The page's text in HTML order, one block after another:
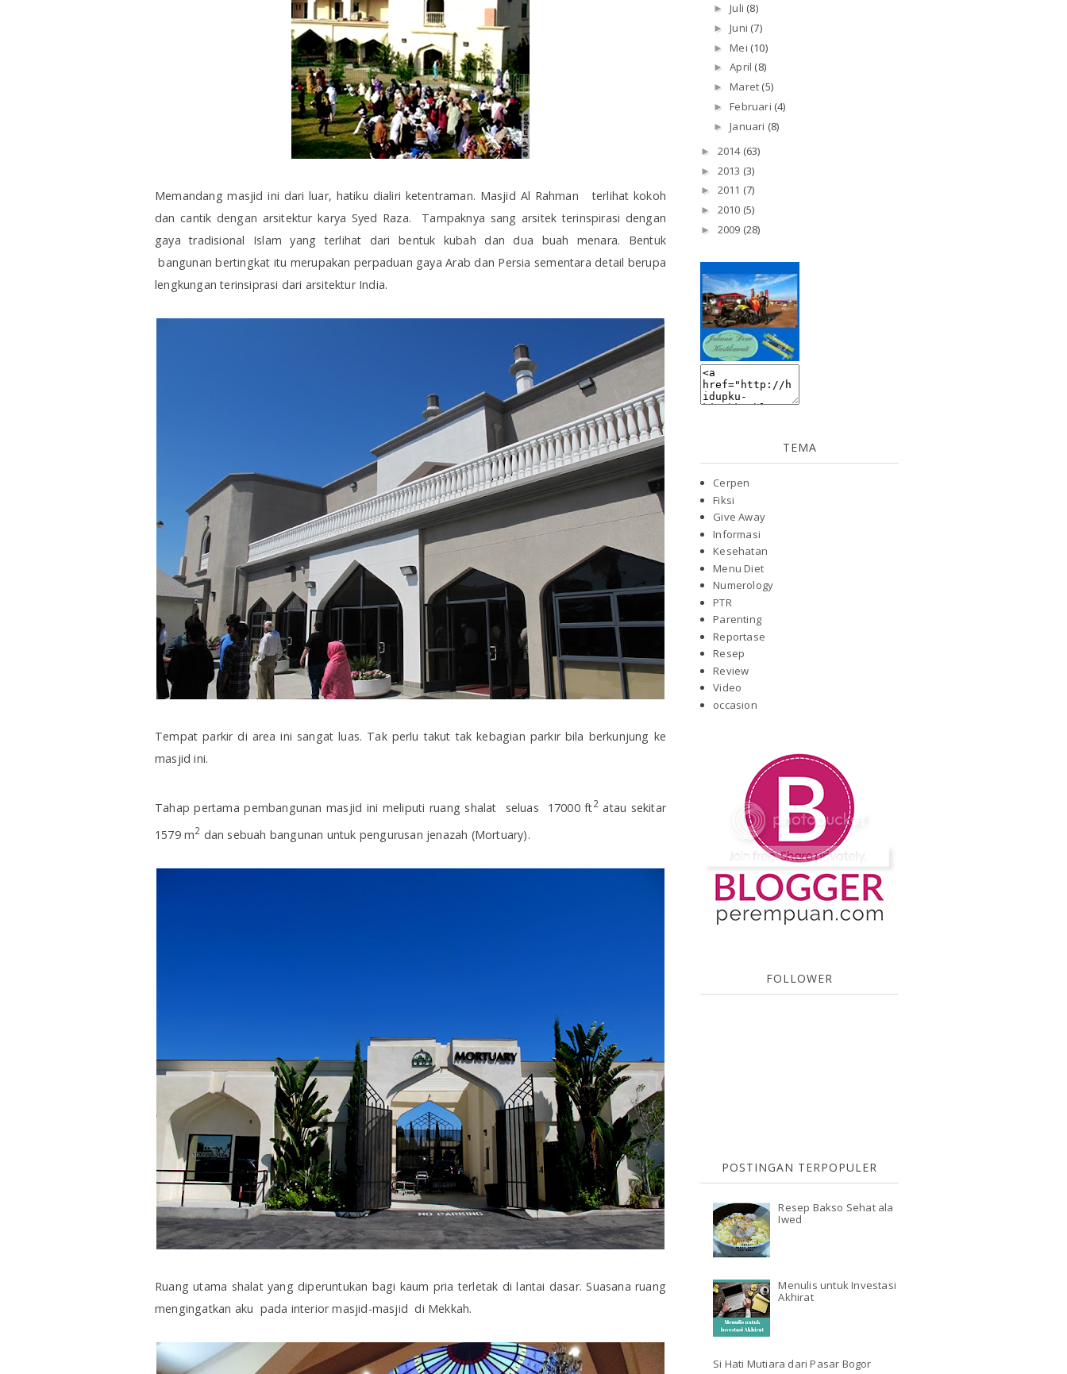
Memandang masjid ini dari luar, hatiku dialiri ketentraman. Masjid Al Rahman terlihat kokoh
dan cantik dengan arsitektur karya Syed Raza. Tampaknya sang arsitek terinspirasi dengan
gaya tradisional Islam yang terlihat dari bentuk kubah dan dua buah menara. Bentuk
bangunan bertingkat itu merupakan perpaduan gaya Arab dan Persia sementara detail berupa
lengkungan terinsiprasi dari arsitektur India.
Tempat parkir di area ini sangat luas. Tak perlu takut tak kebagian parkir bila berkunjung ke
masjid ini.
Tahap pertama pembangunan masjid ini meliputi ruang shalat seluas 17000 ft2atau sekitar
1579 m2 dan sebuah bangunan untuk pengurusan jenazah (Mortuary).
Ruang utama shalat yang diperuntukan bagi kaum pria terletak di lantai dasar. Suasana ruang
mengingatkan aku pada interior masjid-masjid di Mekkah.
►Juli (8)
►Juni (7)
►Mei (10)
►April (8)
►Maret (5)
►Februari (4)
►Januari (8)
► 2014 (63)
► 2013 (3)
► 2011 (7)
► 2010 (5)
► 2009 (28)
TEMA
Cerpen
Fiksi
Give Away
Informasi
Kesehatan
Menu Diet
Numerology
PTR
Parenting
Reportase
Resep
Review
Video
occasion
FOLLOWER
POSTINGAN TERPOPULER
Resep Bakso Sehat ala
Iwed
Menulis untuk Investasi
Akhirat
Si Hati Mutiara dari Pasar Bogor